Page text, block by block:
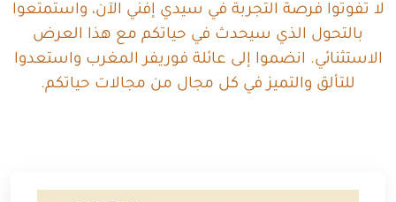
لا تفوتوا فرصة التجربة في سيدي إفني الآن، واستمتعوا
بالتحول الذي سيحدث في حياتكم مع هذا العرض
الاستثنائي. انضموا إلى عائلة فوريفر المغرب واستعدوا
للتألق والتميز في كل مجال من مجالات حياتكم.